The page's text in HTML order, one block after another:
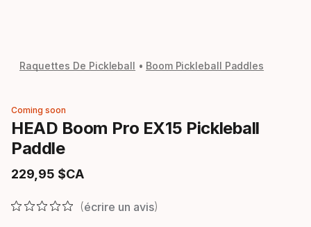
Raquettes De Pickleball Boom Pickleball Paddles
Coming soon
HEAD Boom Pro EX15 Pickleball
Paddle
229 95 $CA
Prix final
écrire un avis